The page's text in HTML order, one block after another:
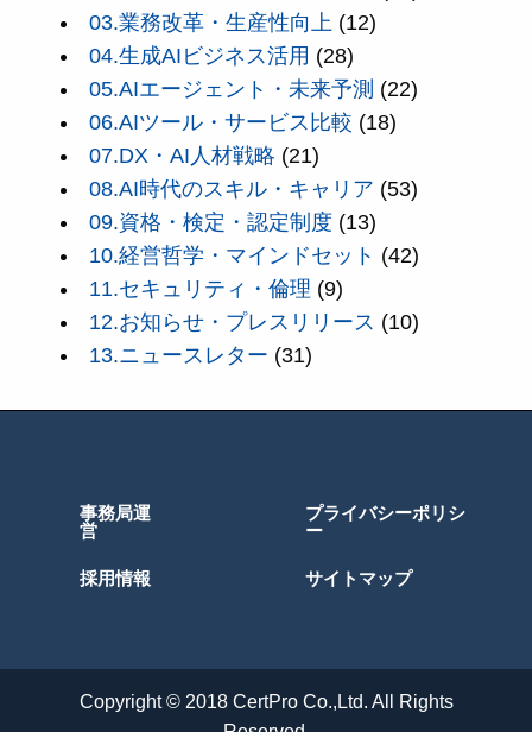
03.業務改革・生産性向上 (12)
04.生成AIビジネス活用 (28)
05.AIエージェント・未来予測 (22)
06.AIツール・サービス比較 (18)
07.DX・AI人材戦略 (21)
08.AI時代のスキル・キャリア (53)
09.資格・検定・認定制度 (13)
10.経営哲学・マインドセット (42)
11.セキュリティ・倫理 (9)
12.お知らせ・プレスリリース (10)
13.ニュースレター (31)
事務局運
営
採用情報
プライバシーポリシ
ー
サイトマップ
Copyright © 2018 CertPro Co.,Ltd. All Rights